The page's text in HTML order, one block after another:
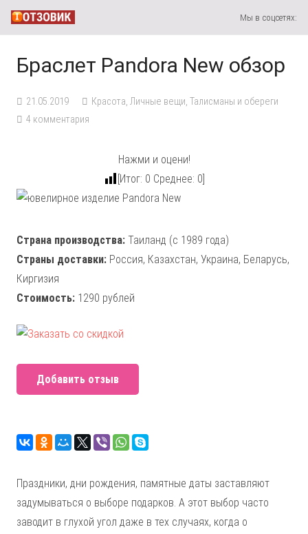
Мы в соцсетях:
Браслет Pandora New обзор
21.05.2019 Красота, Личные вещи, Талисманы и обереги
4 комментария
Нажми и оцени!
[Итог: 0 Среднее: 0
Страна производства: Таиланд (с 1989 года)
Страны доставки: Россия, Казахстан, Украина, Беларусь,
Киргизия
Стоимость: 1290 рублей
Добавить отзыв
Праздники, дни рождения, памятные даты заставляют
задумываться о выборе подарков. А этот выбор часто
заводит в глухой угол даже в тех случаях, когда о